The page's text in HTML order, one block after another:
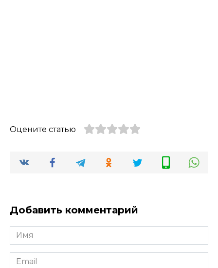
Оцените статью
Добавить комментарий
Имя
Email